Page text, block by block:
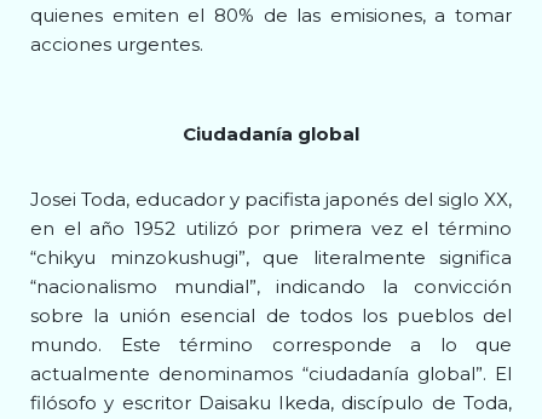
quienes emiten el 80% de las emisiones, a tomar
acciones urgentes.
Ciudadanía global
Josei Toda, educador y pacifista japonés del siglo XX,
en el año 1952 utilizó por primera vez el término
“chikyu minzokushugi”, que literalmente significa
“nacionalismo mundial”, indicando la convicción
sobre la unión esencial de todos los pueblos del
mundo. Este término corresponde a lo que
actualmente denominamos “ciudadanía global”. El
filósofo y escritor Daisaku Ikeda, discípulo de Toda,